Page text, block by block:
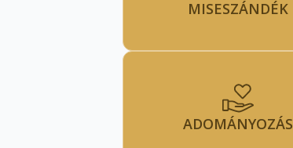
MISESZÁNDÉK
ADOMÁNYOZÁS